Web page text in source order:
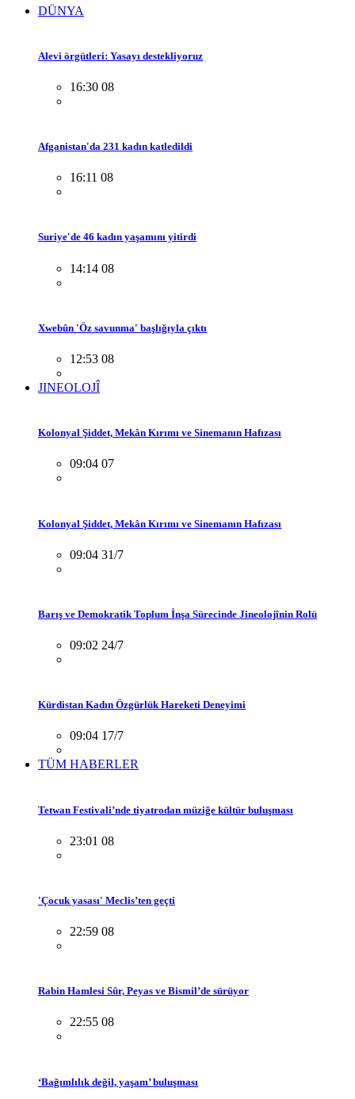
DÜNYA
Alevi örgütleri: Yasayı destekliyoruz
16:30 08
Afganistan'da 231 kadın katledildi
16:11 08
Suriye'de 46 kadın yaşamını yitirdi
14:14 08
Xwebûn 'Öz savunma' başlığıyla çıktı
12:53 08
JINEOLOJÎ
Kolonyal Şiddet, Mekân Kırımı ve Sinemanın Hafızası
09:04 07
Kolonyal Şiddet, Mekân Kırımı ve Sinemanın Hafızası
09:04 31/7
Barış ve Demokratik Toplum İnşa Sürecinde Jineolojînin Rolü
09:02 24/7
Kürdistan Kadın Özgürlük Hareketi Deneyimi
09:04 17/7
TÜM HABERLER
Tetwan Festivali’nde tiyatrodan müziğe kültür buluşması
23:01 08
'Çocuk yasası' Meclis’ten geçti
22:59 08
Rabin Hamlesi Sûr, Peyas ve Bismil’de sürüyor
22:55 08
‘Bağımlılık değil, yaşam’ buluşması